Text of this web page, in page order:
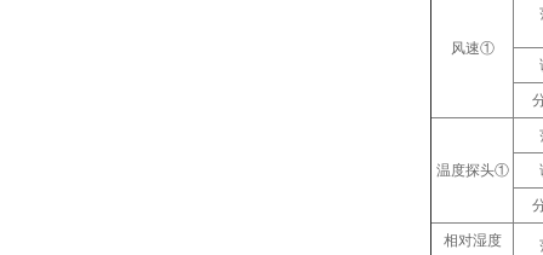
风速①
温度探头①
相对湿度